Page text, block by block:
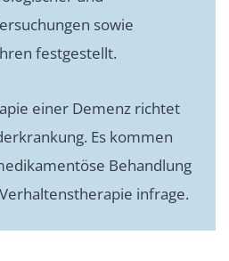
sowie
festgestellt.
einer Demenz richtet
Es kommen
Behandlung
infrage.